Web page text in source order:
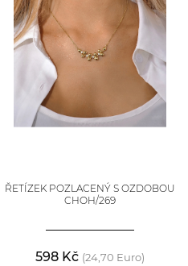
ŘETÍZEK POZLACENÝ S OZDOBOU
CHOH/269
598 Kč (24,70 Euro)